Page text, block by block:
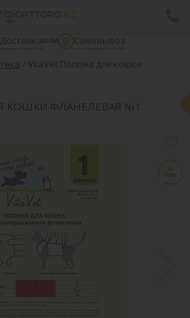
Доставкаили
Самовывоз
/ VitaVet Попона для кошки
КОШКИ ФЛАНЕЛЕВАЯ №1